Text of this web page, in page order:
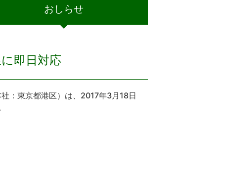
おしらせ
即日対応
：東京都港区）は、2017年3月18日